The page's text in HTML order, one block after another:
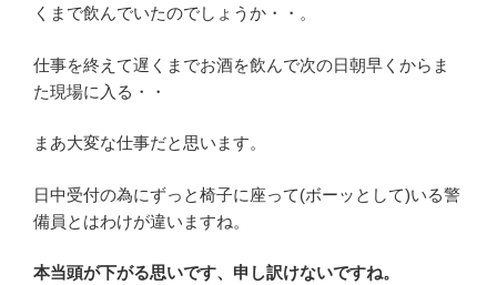
くまで飲んでいたのでしょうか・・。
仕事を終えて遅くまでお酒を飲んで次の日朝早くからま
た現場に入る・・
まあ大変な仕事だと思います。
日中受付の為にずっと椅子に座って(ボーッとして)いる警
備員とはわけが違いますね。
本当頭が下がる思いです、申し訳けないですね。